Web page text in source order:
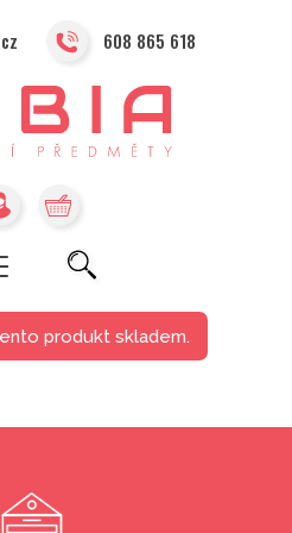
608 865 618
produkt skladem.